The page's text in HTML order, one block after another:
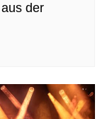
der